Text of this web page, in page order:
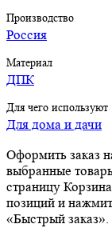
Производство
Россия
Материал
ДПК
Для чего используют
Для дома и дачи
Оформить заказ
выбранные
страницу
позиций и
«Быстрый заказ».